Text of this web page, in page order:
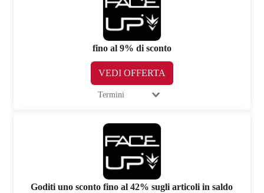
fino al 9% di sconto
VEDI OFFERTA
Termini
Goditi uno sconto fino al 42% sugli articoli in saldo